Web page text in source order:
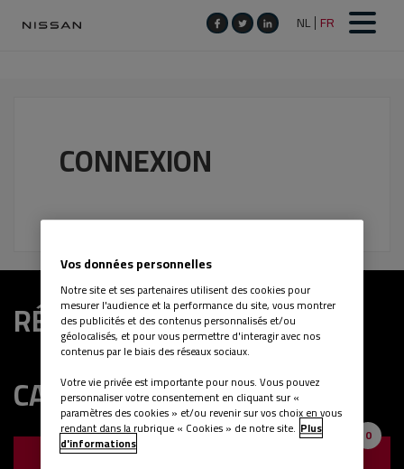
CONNEXION
RÉGION
CATÉGORIES DE VACANCE
0
Vos données personnelles
Notre site et ses partenaires utilisent des cookies pour
mesurer l'audience et la performance du site, vous montrer
des publicités et des contenus personnalisés et/ou
géolocalisés, et pour vous permettre d'interagir avec nos
contenus par le biais des réseaux sociaux.
Votre vie privée est importante pour nous. Vous pouvez
personnaliser votre consentement en cliquant sur «
paramètres des cookies » et/ou revenir sur vos choix en vous
rendant dans la rubrique « Cookies » de notre site. Plus
d'informations